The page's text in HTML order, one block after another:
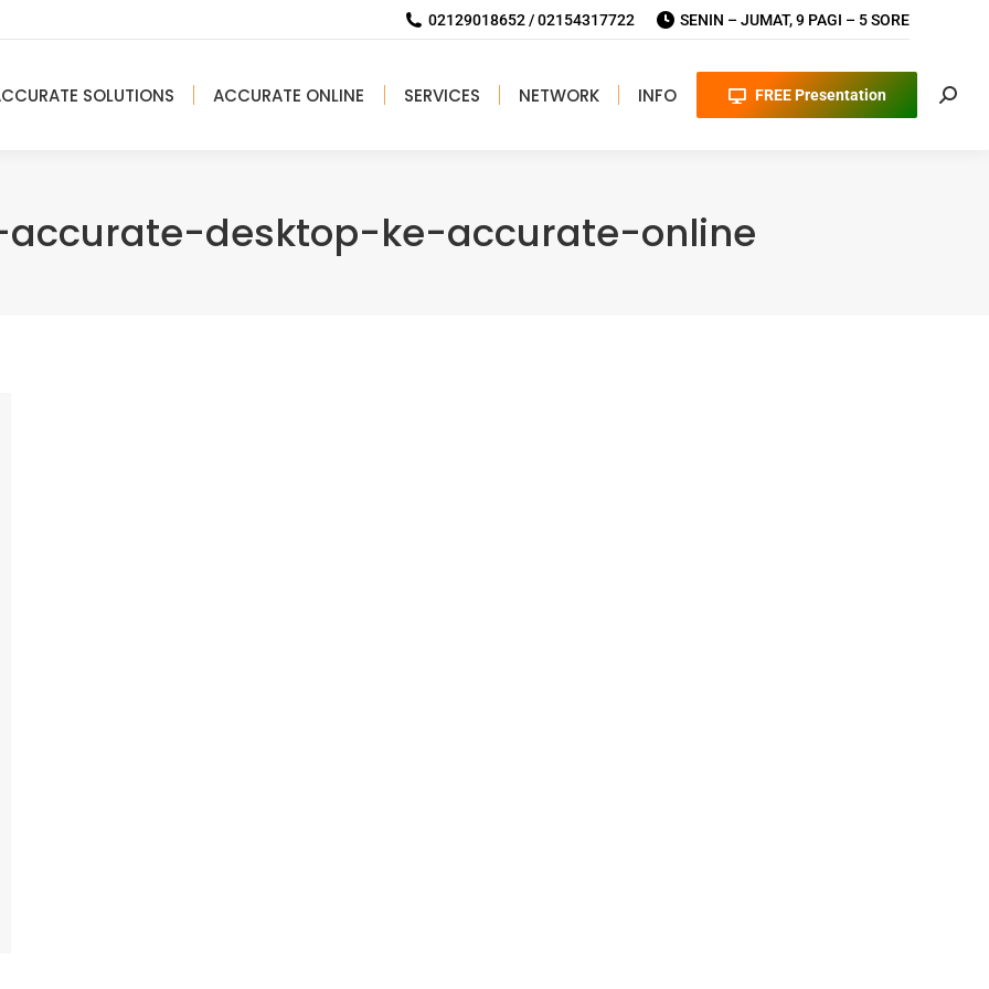
02129018652 / 02154317722 SENIN – JUMAT, 9 PAGI – 5 SORE
SOLUTIONS ACCURATE ONLINE SERVICES NETWORK INFO FREE Presentation
desktop-ke-accurate-online